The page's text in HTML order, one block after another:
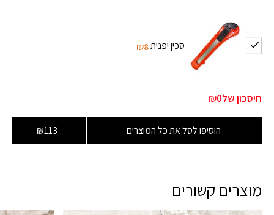
סכין יפנית₪8
חיסכון של₪0
הוסיפו לסל את כל המוצרים ₪113
מוצרים קשורים